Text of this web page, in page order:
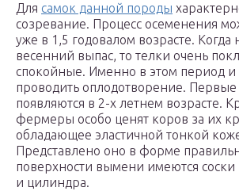
Для самок данной породы
созревание. Процесс осеменения
уже в 1,5 годовалом возрасте. Когда
весенний выпас, то телки очень
спокойные. Именно в этом период и
проводить оплодотворение.
появляются в 2-х летнем возрасте.
фермеры особо ценят коров за их
обладающее эластичной тонкой
Представлено оно в форме
поверхности вымени имеются
и цилиндра.